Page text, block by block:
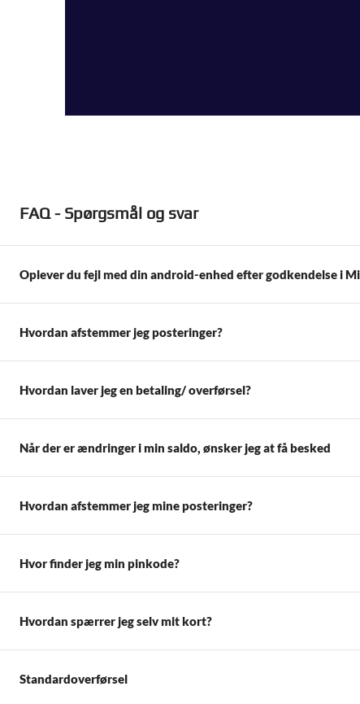
FAQ - Spørgsmål og svar
Oplever du fejl med din android-enhed efter godkendelse i
Hvordan afstemmer jeg posteringer?
Hvordan laver jeg en betaling/ overførsel?
Når der er ændringer i min saldo, ønsker jeg at få besked
Hvordan afstemmer jeg mine posteringer?
Hvor finder jeg min pinkode?
Hvordan spærrer jeg selv mit kort?
Standardoverførsel